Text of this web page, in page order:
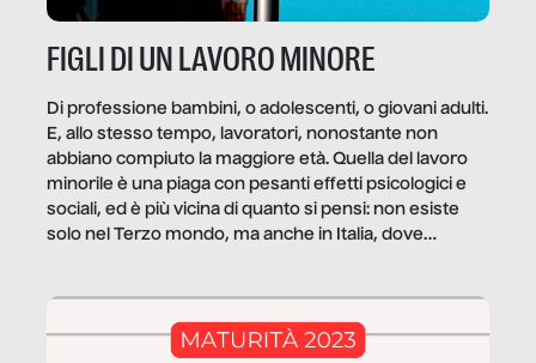
FIGLI DI UN LAVORO MINORE
Di professione bambini, o adolescenti, o giovani adulti.
E, allo stesso tempo, lavoratori, nonostante non
abbiano compiuto la maggiore età. Quella del lavoro
minorile è una piaga con pesanti effetti psicologici e
sociali, ed è più vicina di quanto si pensi: non esiste
solo nel Terzo mondo, ma anche in Italia, dove